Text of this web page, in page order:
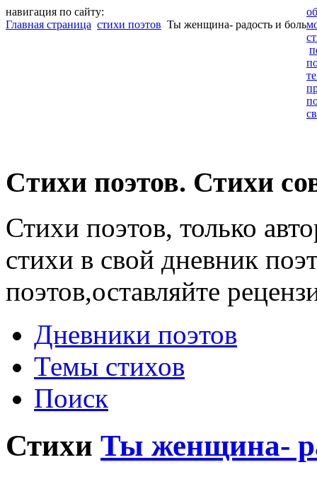
навигация по сайту:
Главная страница стихи поэтов Ты женщина- радость и боль
Cтихи поэтов. Стихи
Стихи поэтов, только
стихи в свой дневник
поэтов,оставляйте
Дневники поэтов
Темы стихов
Поиск
Стихи Ты женщина-